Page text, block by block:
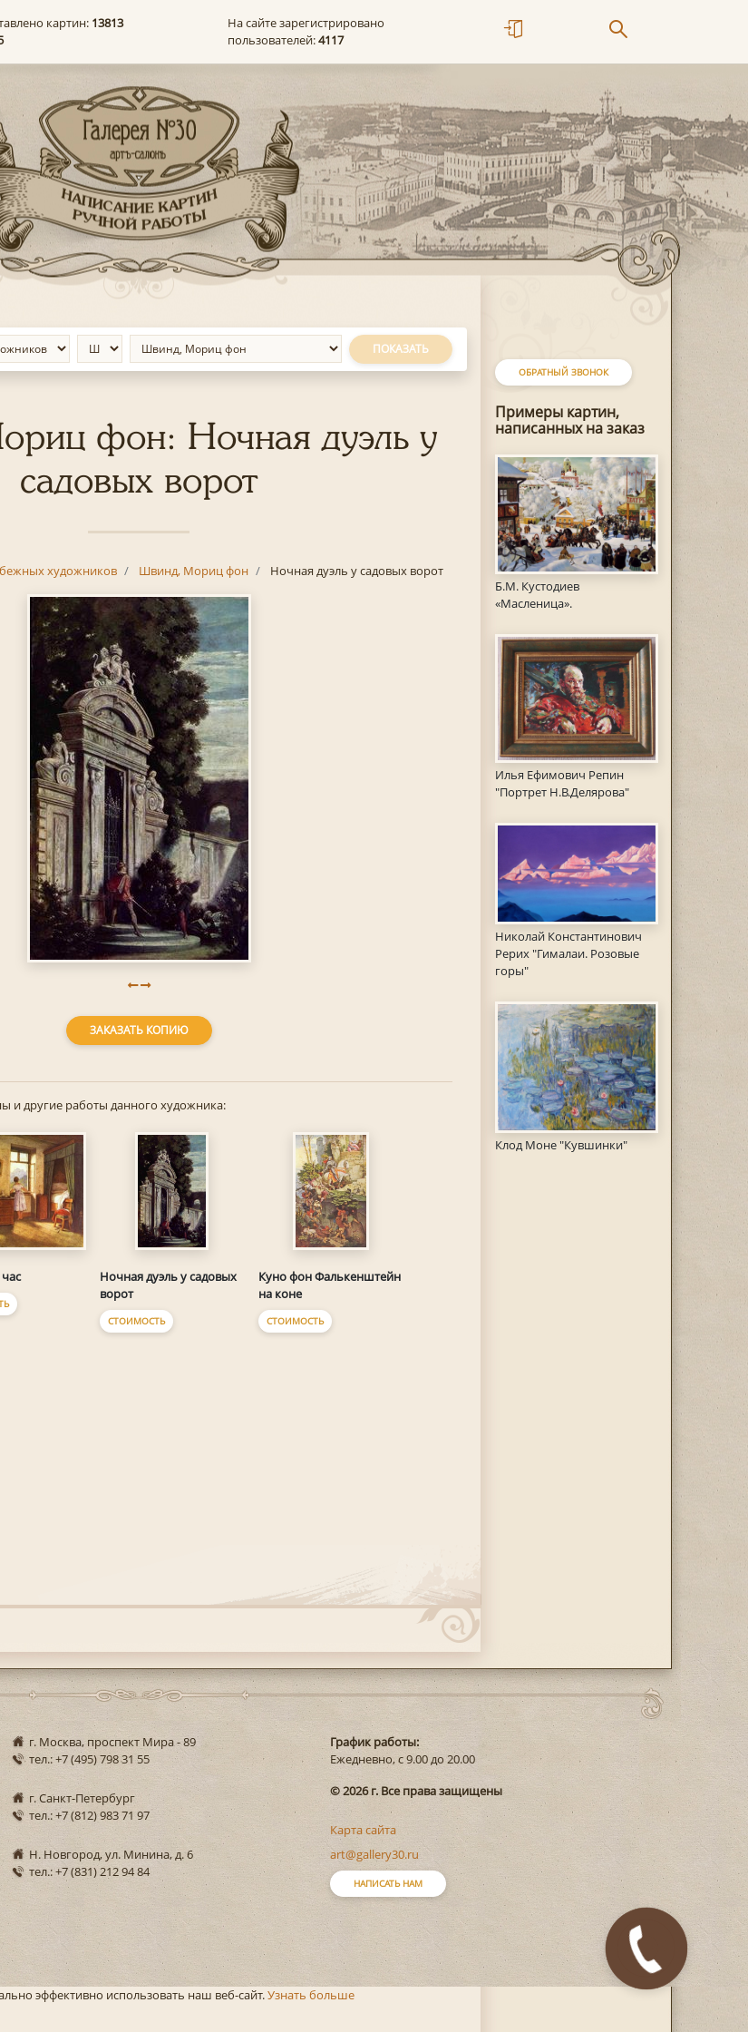
картин: 13813
На сайте зарегистрировано
пользователей:4117
ОБРАТНЫЙ ЗВОНОК
Примеры картин,
написанных на заказ
Б.М. Кустодиев
«Масленица».
Илья Ефимович Репин
"Портрет Н.В.Делярова"
Николай Константинович
Рерих "Гималаи. Розовые
горы"
Клод Моне "Кувшинки"
ПОКАЗАТЬ
фон: Ночная дуэль у
садовых ворот
художников Швинд, Мориц фон Ночная дуэль у садовых ворот
ЗАКАЗАТЬ КОПИЮ
и другие работы данного художника:
Ночная дуэль у садовых
ворот
СТОИМОСТЬ
Куно фон Фалькенштейн
на коне
СТОИМОСТЬ
г. Москва, проспект Мира - 89
тел.: +7 (495) 798 31 55
г. Санкт-Петербург
тел.: +7 (812) 983 71 97
Н. Новгород, ул. Минина, д. 6
тел.: +7 (831) 212 94 84
График работы:
Ежедневно, с 9.00 до 20.00
© 2026 г. Все права защищены
Карта сайта
art@gallery30.ru
НАПИСАТЬ НАМ
эффективно использовать наш веб-сайт.Узнать больше
Закажите
звонок